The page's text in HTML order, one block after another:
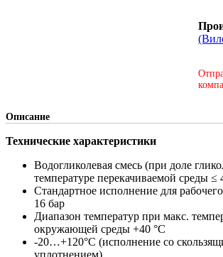
Описание
Технические характеристики
Водогликолевая смесь (при доле
температуре перекачиваемой среды ≤
Стандартное исполнение для
16 бар
Диапазон температур при макс.
окружающей среды +40 °C
-20…+120°C (исполнение со
уплотнением)